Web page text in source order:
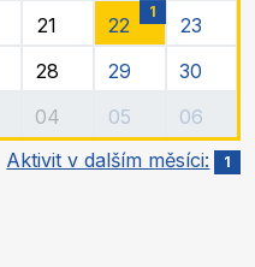
21 22
1
23
28 29
30
04 05
06
Aktivit v dalším měsíci:
1